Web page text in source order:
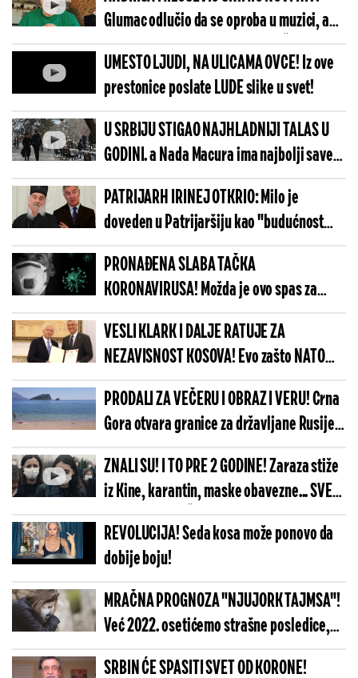
Glumac odlučio da se oproba u muzici, a
ZBOG OVIH STIHOVA MNOGI PLAČU OD
SMEHA!
UMESTO LJUDI, NA ULICAMA OVCE! Iz ove
prestonice poslate LUDE slike u svet!
U SRBIJU STIGAO NAJHLADNIJI TALAS U
GODINI. a Nada Macura ima najbolji savet
kako da izbegnete UMOR, NEISPAVANOST I
GLAVOBOLJU! /VIDEO/
PATRIJARH IRINEJ OTKRIO: Milo je
doveden u Patrijaršiju kao "budućnost
srpskog naroda", TUGA ME OBUZIMA KAD
VIDIM KOLIKO DUBOK MOŽE BITI LJUDSKI
PAD!
PRONAĐENA SLABA TAČKA
KORONAVIRUSA! Možda je ovo spas za
planetu, evo koji je sledeći korak!
VESLI KLARK I DALJE RATUJE ZA
NEZAVISNOST KOSOVA! Evo zašto NATO
zločinac mahnito brani zločince OVK!
PRODALI ZA VEČERU I OBRAZ I VERU! Crna
Gora otvara granice za državljane Rusije i
Azerbejdžana, ALI NE I ZA SRBE!
ZNALI SU! I TO PRE 2 GODINE! Zaraza stiže
iz Kine, karantin, maske obavezne... SVE
JE ISTO! NEMAČKA I DANSKA ZNALI ZA
KORONU!
REVOLUCIJA! Seda kosa može ponovo da
dobije boju!
MRAČNA PROGNOZA "NJUJORK TAJMSA"!
Već 2022. osetićemo strašne posledice,
pandemija će oblikovati SASVIM
SRBIN ĆE SPASITI SVET OD KORONE!